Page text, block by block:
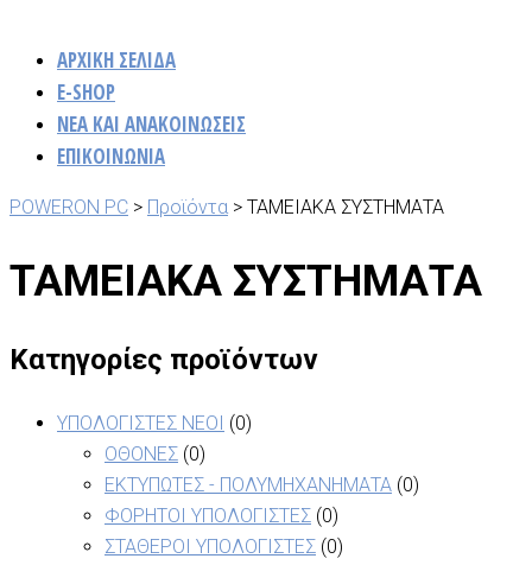
ΑΡΧΙΚΗ ΣΕΛΙΔΑ
E-SHOP
ΝΈΑ ΚΑΙ ΑΝΑΚΟΙΝΏΣΕΙΣ
ΕΠΙΚΟΙΝΩΝΙΑ
POWERON PC > Προϊόντα> ΤΑΜΕΙΑΚΑ ΣΥΣΤΗΜΑΤΑ
ΤΑΜΕΙΑΚΑ ΣΥΣΤΗΜΑΤΑ
Κατηγορίες προϊόντων
ΥΠΟΛΟΓΙΣΤΕΣ ΝΕΟΙ (0)
ΟΘΟΝΕΣ (0)
ΕΚΤΥΠΩΤΕΣ - ΠΟΛΥΜΗΧΑΝΗΜΑΤΑ (0)
ΦΟΡΗΤΟΙ ΥΠΟΛΟΓΙΣΤΕΣ (0)
ΣΤΑΘΕΡΟΙ ΥΠΟΛΟΓΙΣΤΕΣ (0)